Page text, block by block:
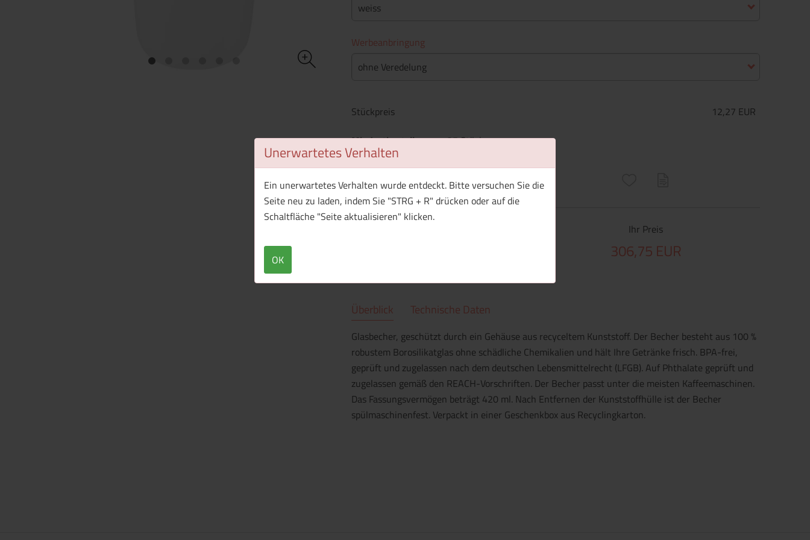
Unerwartetes Verhalten
Ein unerwartetes Verhalten wurde entdeckt. Bitte versuchen Sie die
Seite neu zu laden, indem Sie "STRG + R" drücken oder auf die
Schaltfläche "Seite aktualisieren" klicken.
OK
weiss
Werbeanbringung
ohne Veredelung
Stückpreis
12,27 EUR
Mindestbestellmenge: 25 Stück
WhatsApp (#[creator\plugin\share\core\structs\SocialSharingServiceSettings]:only_chrome#)
FacebookTwitter (#[creator\plugin\share\core\structs\SocialSharingServiceSettings]:formaly_twitter#)
Pinterest
Ihr Preis
306,75 EUR
Überblick Technische Daten
Glasbecher, geschützt durch ein Gehäuse aus recyceltem Kunststoff. Der Becher besteht aus 100 %
robustem Borosilikatglas ohne schädliche Chemikalien und hält Ihre Getränke frisch. BPA-frei,
geprüft und zugelassen nach dem deutschen Lebensmittelrecht (LFGB). Auf Phthalate geprüft und
zugelassen gemäß den REACH-Vorschriften. Der Becher passt unter die meisten Kaffeemaschinen.
Das Fassungsvermögen beträgt 420 ml. Nach Entfernen der Kunststoffhülle ist der Becher
spülmaschinenfest. Verpackt in einer Geschenkbox aus Recyclingkarton.